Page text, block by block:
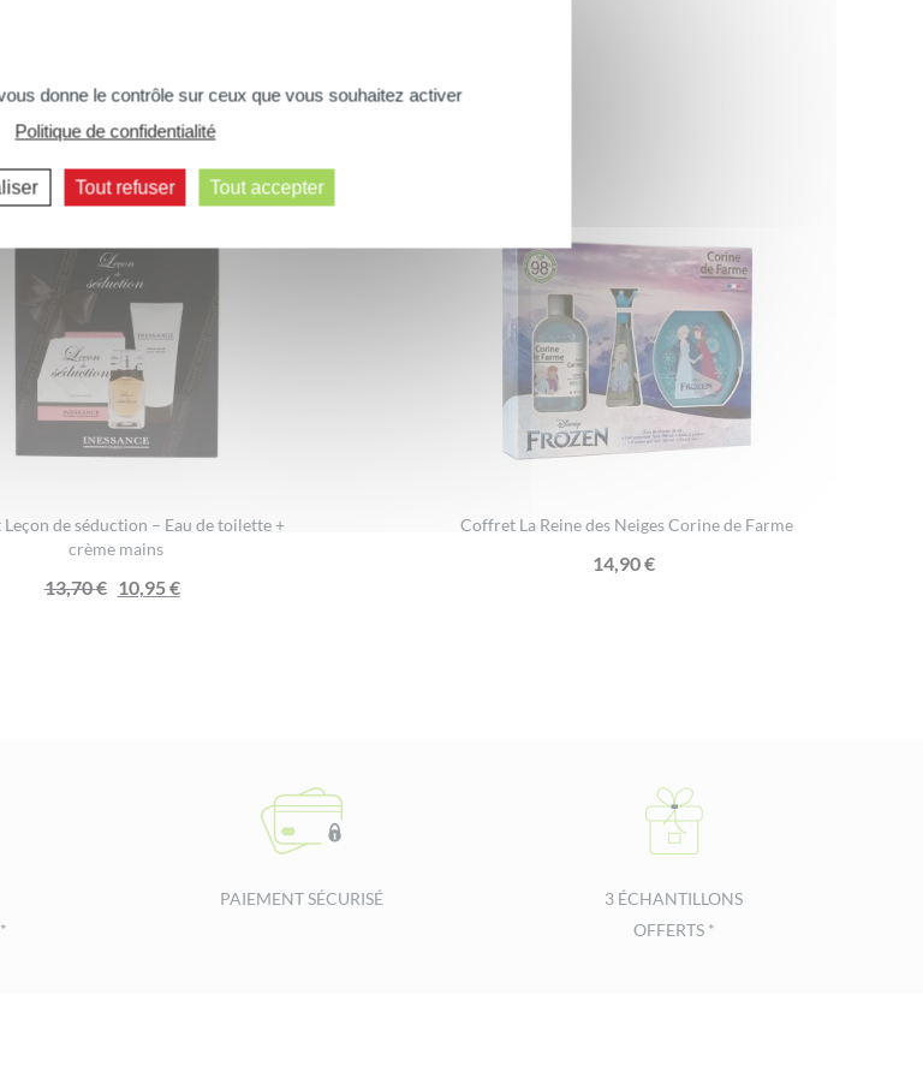
Commentaires suivants >>
peut-être aussi...
de séduction – Eau de toilette +
crème mains
13,70€ Le
10,95€
Coffret La Reine des Neiges Corine de Farme
14,90€
PAIEMENT SÉCURISÉ
3 ÉCHANTILLONS
OFFERTS *
donne le contrôle sur ceux que vous souhaitez activer
Politique de confidentialité
Tout refuser Tout accepter